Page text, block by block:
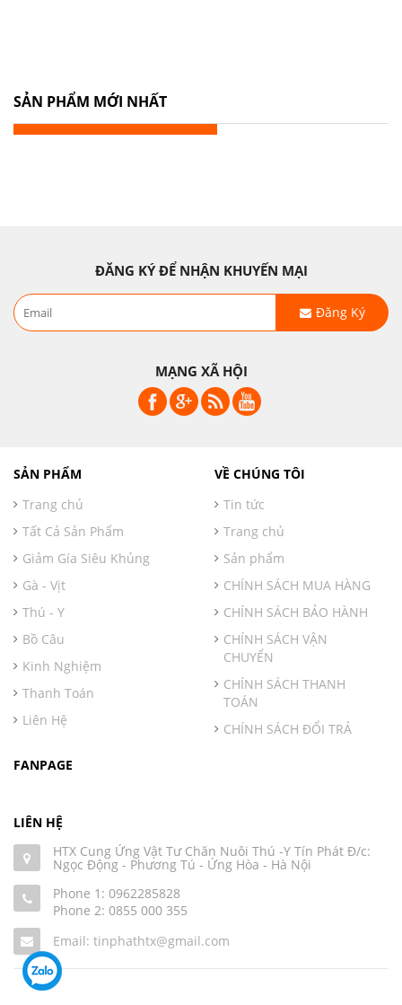
SẢN PHẨM MỚI NHẤT
ĐĂNG KÝ ĐỂ NHẬN KHUYẾN MẠI
Đăng Ký
MẠNG XÃ HỘI
SẢN PHẨM
Trang chủ
Tất Cả Sản Phẩm
Giảm Gía Siêu Khủng
Gà - Vịt
Thú - Y
Bồ Câu
Kinh Nghiệm
Thanh Toán
Liên Hệ
VỀ CHÚNG TÔI
Tin tức
Trang chủ
Sản phẩm
CHÍNH SÁCH MUA HÀNG
CHÍNH SÁCH BẢO HÀNH
CHÍNH SÁCH VẬN
CHUYỂN
CHÍNH SÁCH THANH
TOÁN
CHÍNH SÁCH ĐỔI TRẢ
FANPAGE
LIÊN HỆ
HTX Cung Ứng Vật Tư Chăn Nuôi Thú -Y Tín Phát Đ/c:
Ngọc Động - Phương Tú - Ứng Hòa - Hà Nội
Phone 1: 0962285828
Phone 2: 0855 000 355
Email: tinphathtx@gmail.com